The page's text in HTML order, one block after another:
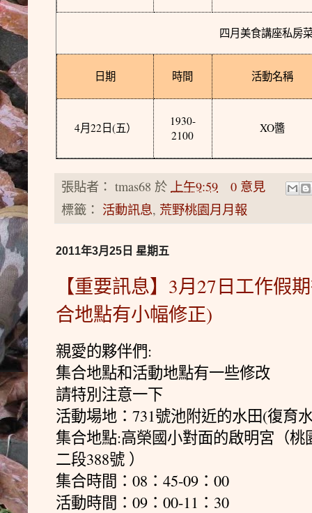
四月美食講座私房
日期 時間 活動名稱
4月22 日(五）
1930-
2100
XO醬
張貼者： tmas68 於 上午9:59
0 意見
標籤： 活動訊息, 荒野桃園月月報
2011年3月25日 星期五
【重要訊息】3月27日工作假
合地點有小幅修正)
親愛的夥伴們:
集合地點和活動地點有一些修改
請特別注意一下
活動場地：731號池附近的水田(復育
集合地點:高榮國小對面的啟明宮（
二段388號 ）
集合時間：08：45-09：00
活動時間：09：00-11：30